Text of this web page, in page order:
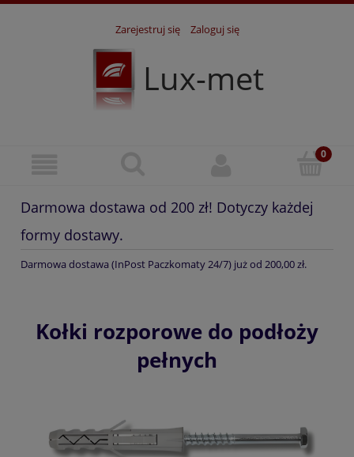
Zarejestruj się Zaloguj się
Lux-met
Darmowa dostawa od 200 zł! Dotyczy każdej
formy dostawy.
Darmowa dostawa (InPost Paczkomaty 24/7) już od 200,00 zł.
Kołki rozporowe do podłoży
pełnych